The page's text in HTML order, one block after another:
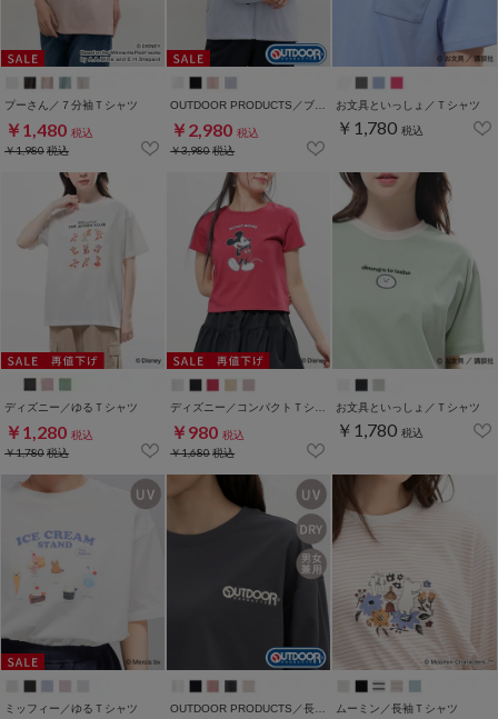
プーさん／７分袖Ｔシャツ
￥1,480 税込
￥1,980税込
￥2,980 税込
￥3,980税込
お文具といっしょ／Ｔシャツ
￥1,780 税込
ディズニー／ゆるＴシャツ
￥1,280 税込
￥1,780税込
￥980 税込
￥1,680税込
お文具といっしょ／Ｔシャツ
￥1,780 税込
ミッフィー／ゆるＴシャツ OUTDOOR PRODUCTS／長袖Ｔシャツ ムーミン／長袖Ｔシャツ